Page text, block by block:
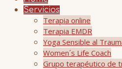
Servicios
Terapia online
Terapia EMDR
Yoga Sensible al
Women´s Life Coach
Grupo terapéutico de